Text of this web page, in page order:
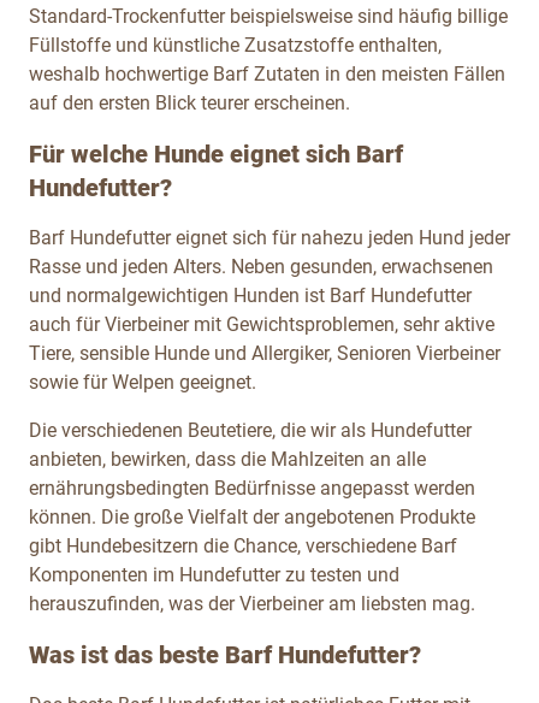
Standard-Trockenfutter beispielsweise sind häufig billige
Füllstoffe und künstliche Zusatzstoffe enthalten,
weshalb hochwertige Barf Zutaten in den meisten Fällen
auf den ersten Blick teurer erscheinen.
Für welche Hunde eignet sich Barf
Hundefutter?
Barf Hundefutter eignet sich für nahezu jeden Hund jeder
Rasse und jeden Alters. Neben gesunden, erwachsenen
und normalgewichtigen Hunden ist Barf Hundefutter
auch für Vierbeiner mit Gewichtsproblemen, sehr aktive
Tiere, sensible Hunde und Allergiker, Senioren Vierbeiner
sowie für Welpen geeignet.
Die verschiedenen Beutetiere, die wir als Hundefutter
anbieten, bewirken, dass die Mahlzeiten an alle
ernährungsbedingten Bedürfnisse angepasst werden
können. Die große Vielfalt der angebotenen Produkte
gibt Hundebesitzern die Chance, verschiedene Barf
Komponenten im Hundefutter zu testen und
herauszufinden, was der Vierbeiner am liebsten mag.
Was ist das beste Barf Hundefutter?